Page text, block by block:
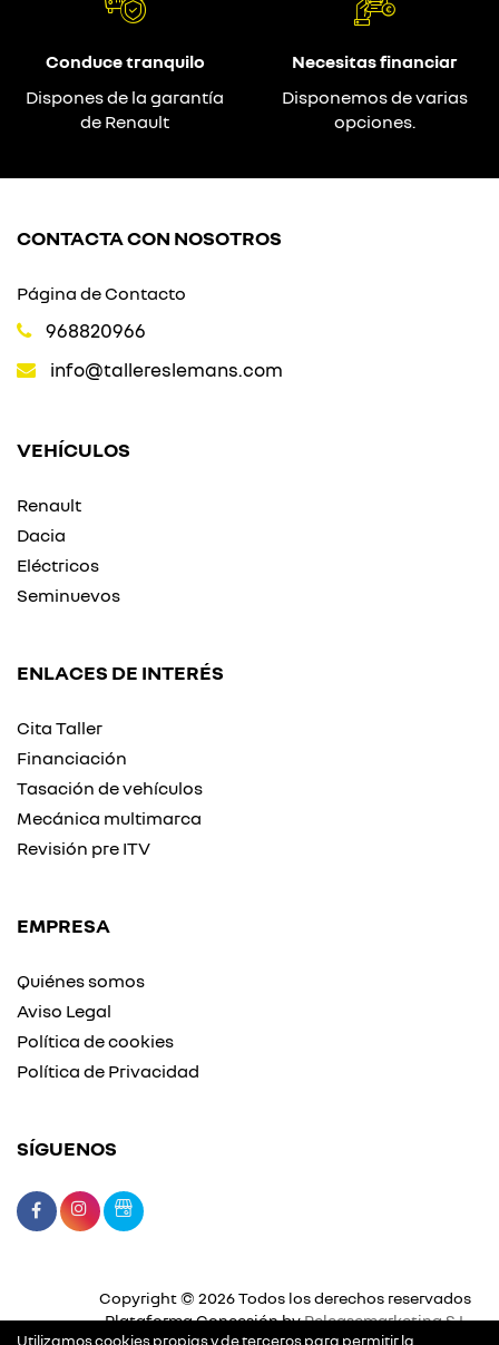
Utilizamos cookies propias y de terceros para permitir la
Conduce tranquilo
Dispones de la garantía
de Renault
Necesitas financiar
Disponemos de varias
opciones.
CONTACTA CON NOSOTROS
Página de Contacto
968820966
info@tallereslemans.com
VEHÍCULOS
Renault
Dacia
Eléctricos
Seminuevos
ENLACES DE INTERÉS
Cita Taller
Financiación
Tasación de vehículos
Mecánica multimarca
Revisión pre ITV
EMPRESA
Quiénes somos
Aviso Legal
Política de cookies
Política de Privacidad
SÍGUENOS
Copyright © 2026 Todos los derechos reservados
Plataforma Concesión byReleasemarketing S.L.